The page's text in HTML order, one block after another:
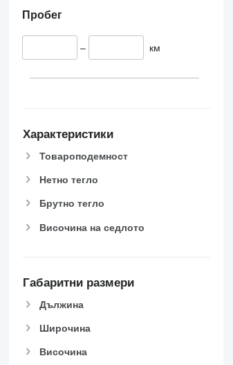
Пробег
– км
Характеристики
Товароподемност
Нетно тегло
Брутно тегло
Височина на седлото
Габаритни размери
Дължина
Широчина
Височина